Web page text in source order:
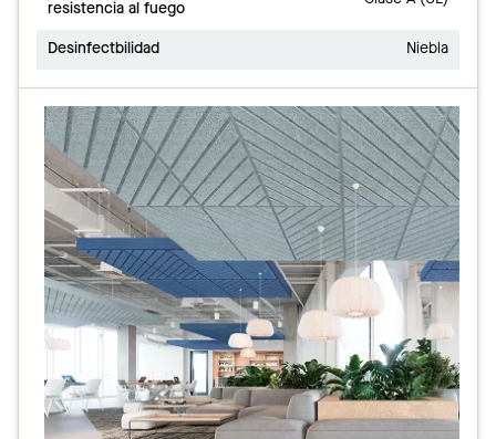
resistencia al fuego
Desinfectbilidad Niebla